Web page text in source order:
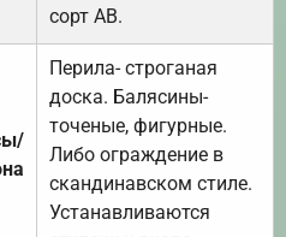
сорт АВ.
Перила- строганая
доска. Балясины-
точеные, фигурные.
Либо ограждение в
скандинавском стиле.
Устанавливаются